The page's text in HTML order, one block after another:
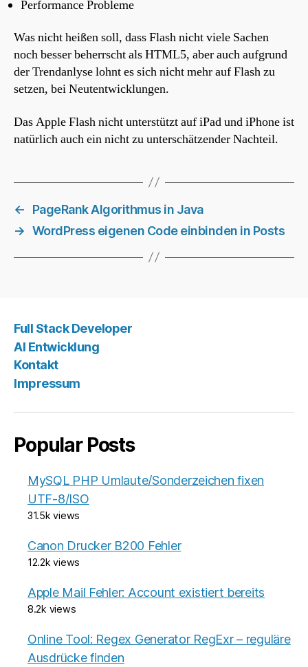
Performance Probleme
Was nicht heißen soll, dass Flash nicht viele Sachen
noch besser beherrscht als HTML5, aber auch aufgrund
der Trendanlyse lohnt es sich nicht mehr auf Flash zu
setzen, bei Neutentwicklungen.
Das Apple Flash nicht unterstützt auf iPad und iPhone ist
natürlich auch ein nicht zu unterschätzender Nachteil.
←
PageRank Algorithmus in Java
→ WordPress eigenen Code einbinden in Posts
Full Stack Developer
AI Entwicklung
Kontakt
Impressum
Popular Posts
MySQL PHP Umlaute/Sonderzeichen fixen
UTF-8/ISO
31.5k views
Canon Drucker B200 Fehler
12.2k views
Apple Mail Fehler: Account existiert bereits
8.2k views
Online Tool: Regex Generator RegExr – reguläre
Ausdrücke finden